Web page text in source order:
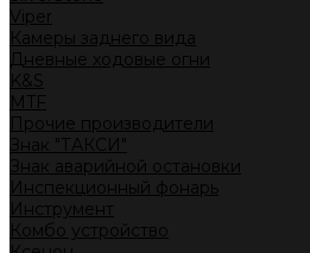
Viper
Камеры заднего вида
Дневные ходовые огни
K&S
MTF
Прочие производители
Знак "ТАКСИ"
Знак аварийной остановки
Инспекционный фонарь
Инструмент
Комбо устройство